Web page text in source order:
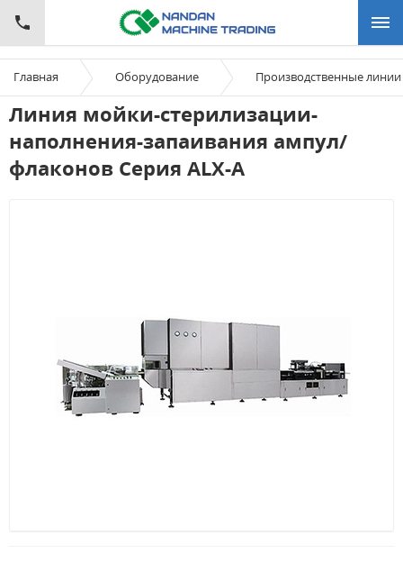
Главная Оборудование Производственные
Линия мойки-стерилизации-
наполнения-запаивания ампул/
флаконов Серия ALX-A